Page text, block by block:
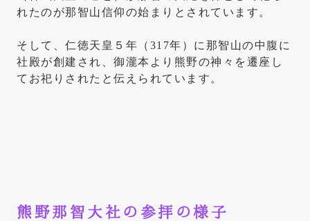
れたのが那智山信仰の始まりとされています。
そして、仁徳天皇５年（317年）に那智山の中腹に
社殿が創建され、御瀧本より熊野の神々を遷座し
てお祀りされたと伝えられています。
熊野那智大社の参拝の様子